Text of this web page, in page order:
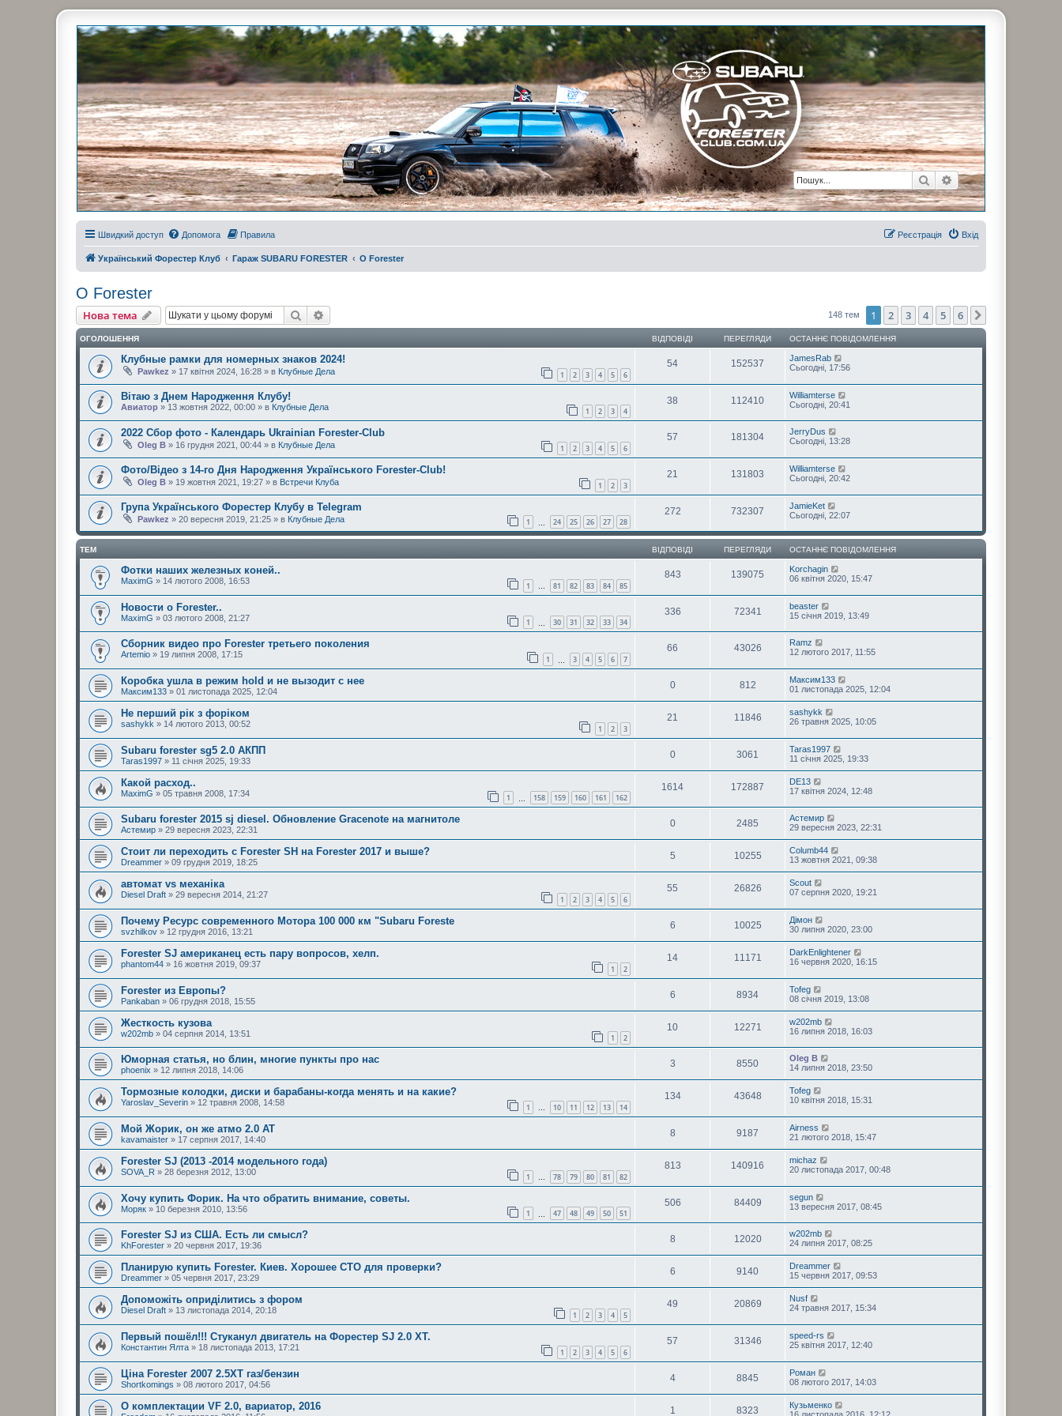
ПошукРозширений пошук
Украинский Форестер Клуб
Всеукраинский клуб владельцев Subaru Forester. Клубные покатушки на природе и еженедельные встречи, скидки от партнеров и просто много общения с друзьями. Присоединяйтесь. Think. Feel. Drive.
Швидкий доступ Допомога Правила Вхід
Реєстрація
Український Форестер Клуб Гараж SUBARU FORESTER О Forester
О Forester
Нова тема Пошук 148 тем 1 2 3 4 5 6
ОГОЛОШЕННЯ ВІДПОВІДІ ПЕРЕГЛЯДИ ОСТАННЄ ПОВІДОМЛЕННЯ
Клубные рамки для номерных знаков 2024!
Pawkez » 17 квітня 2024, 16:28 » в Клубные Дела 1 2 3 4 5 6
54 152537
JamesRab
Сьогодні, 17:56
Вітаю з Днем Народження Клубу!
Авиатор » 13 жовтня 2022, 00:00 » в Клубные Дела 1 2 3 4
38 112410
Williamterse
Сьогодні, 20:41
2022 Сбор фото - Календарь Ukrainian Forester-Club
Oleg B » 16 грудня 2021, 00:44 » в Клубные Дела 1 2 3 4 5 6
57 181304
JerryDus
Сьогодні, 13:28
Фото/Відео з 14-го Дня Народження Українського Forester-Club!
Oleg B » 19 жовтня 2021, 19:27 » в Встречи Клуба 1 2 3
21 131803
Williamterse
Сьогодні, 20:42
Група Українського Форестер Клубу в Telegram
Pawkez » 20 вересня 2019, 21:25 » в Клубные Дела 1 24 25 26 27 28
272 732307
JamieKet
Сьогодні, 22:07
ТЕМ ВІДПОВІДІ ПЕРЕГЛЯДИ ОСТАННЄ ПОВІДОМЛЕННЯ
Фотки наших железных коней..
MaximG » 14 лютого 2008, 16:53 1 … 81 82 83 84 85
843 139075
Korchagin
06 квітня 2020, 15:47
Новости о Forester..
MaximG » 03 лютого 2008, 21:27 1 30 31 32 33 34
336 72341
beaster
15 січня 2019, 13:49
Сборник видео про Forester третьего поколения
Artemio » 19 липня 2008, 17:15 1 3 4 5 6 7
66 43026
Ramz
12 лютого 2017, 11:55
Коробка ушла в режим hold и не вызодит с нее
Максим133 » 01 листопада 2025, 12:04
0 812
Максим133
01 листопада 2025, 12:04
Не перший рік з форіком
sashykk » 14 лютого 2013, 00:52 1 2 3
21 11846
sashykk
26 травня 2025, 10:05
Subaru forester sg5 2.0 АКПП
Taras1997 » 11 січня 2025, 19:33
0 3061
Taras1997
11 січня 2025, 19:33
Какой расход..
MaximG » 05 травня 2008, 17:34 1 158 159 160 161 162
1614 172887
DE13
17 квітня 2024, 12:48
Subaru forester 2015 sj diesel. Обновление Gracenote на магнитоле
Астемир » 29 вересня 2023, 22:31
0 2485
Астемир
29 вересня 2023, 22:31
Стоит ли переходить с Forester SH на Forester 2017 и выше?
Dreammer » 09 грудня 2019, 18:25
5 10255
Columb44
13 жовтня 2021, 09:38
автомат vs механіка
Diesel Draft » 29 вересня 2014, 21:27 1 2 3 4 5 6
55 26826
Scout
07 серпня 2020, 19:21
Почему Ресурс современного Мотора 100 000 км "Subaru Foreste
svzhilkov » 12 грудня 2016, 13:21
6 10025
Дімон
30 липня 2020, 23:00
Forester SJ американец есть пару вопросов, хелп.
phantom44 » 16 жовтня 2019, 09:37 1 2
14 11171
DarkEnlightener
16 червня 2020, 16:15
Forester из Европы?
Pankaban » 06 грудня 2018, 15:55
6 8934
Tofeg
08 січня 2019, 13:08
Жесткость кузова
w202mb » 04 серпня 2014, 13:51 1 2
10 12271
w202mb
16 липня 2018, 16:03
Юморная статья, но блин, многие пункты про нас
phoenix » 12 липня 2018, 14:06
3 8550
Oleg B
14 липня 2018, 23:50
Тормозные колодки, диски и барабаны-когда менять и на какие?
Yaroslav_Severin » 12 травня 2008, 14:58 1 … 10 11 12 13 14
134 43648
Tofeg
10 квітня 2018, 15:31
Мой Жорик, он же атмо 2.0 АТ
kavamaister » 17 серпня 2017, 14:40
8 9187
Airness
21 лютого 2018, 15:47
Forester SJ (2013 -2014 модельного года)
SOVA_R » 28 березня 2012, 13:00 1 … 78 79 80 81 82
813 140916
michaz
20 листопада 2017, 00:48
Хочу купить Форик. На что обратить внимание, советы.
Моряк » 10 березня 2010, 13:56 1 47 48 49 50 51
506 84409
segun
13 вересня 2017, 08:45
Forester SJ из США. Есть ли смысл?
KhForester » 20 червня 2017, 19:36
8 12020
w202mb
24 липня 2017, 08:25
Планирую купить Forester. Киев. Хорошее СТО для проверки?
Dreammer » 05 червня 2017, 23:29
6 9140
Dreammer
15 червня 2017, 09:53
Допоможіть оприділитись з фором
Diesel Draft » 13 листопада 2014, 20:18 1 2 3 4 5
49 20869
Nusf
24 травня 2017, 15:34
Первый пошёл!!! Стуканул двигатель на Форестер SJ 2.0 XT.
Константин Ялта » 18 листопада 2013, 17:21 1 2 3 4 5 6
57 31346
speed-rs
25 квітня 2017, 12:40
Ціна Forester 2007 2.5XT газ/бензин
Shortkomings » 08 лютого 2017, 04:56
4 8845
Роман
08 лютого 2017, 14:03
О комплектации VF 2.0, вариатор, 2016 1 8323
Кузьменко
16 листопада 2016, 12:12